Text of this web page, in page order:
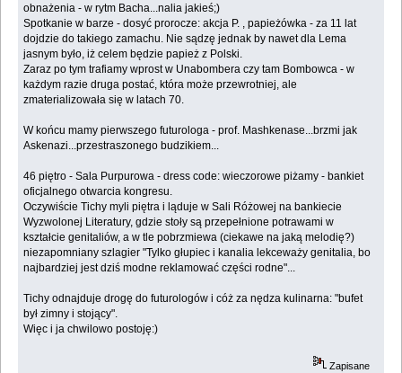
obnażenia - w rytm Bacha...nalia jakieś;)
Spotkanie w barze - dosyć prorocze: akcja P. , papieżówka - za 11 lat
dojdzie do takiego zamachu. Nie sądzę jednak by nawet dla Lema
jasnym było, iż celem będzie papież z Polski.
Zaraz po tym trafiamy wprost w Unabombera czy tam Bombowca - w
każdym razie druga postać, która może przewrotniej, ale
zmaterializowała się w latach 70.
W końcu mamy pierwszego futurologa - prof. Mashkenase...brzmi jak
Askenazi...przestraszonego budzikiem...
46 piętro - Sala Purpurowa - dress code: wieczorowe piżamy - bankiet
oficjalnego otwarcia kongresu.
Oczywiście Tichy myli piętra i ląduje w Sali Różowej na bankiecie
Wyzwolonej Literatury, gdzie stoły są przepełnione potrawami w
kształcie genitaliów, a w tle pobrzmiewa (ciekawe na jaką melodię?)
niezapomniany szlagier "Tylko głupiec i kanalia lekceważy genitalia, bo
najbardziej jest dziś modne reklamować części rodne"...
Tichy odnajduje drogę do futurologów i cóż za nędza kulinarna: "bufet
był zimny i stojący".
Więc i ja chwilowo postoję:)
Zapisane